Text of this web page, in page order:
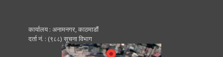
कार्यालय : अनामनगर, काठमाडाैं
दर्ता नं. : (९८८) सूचना विभाग